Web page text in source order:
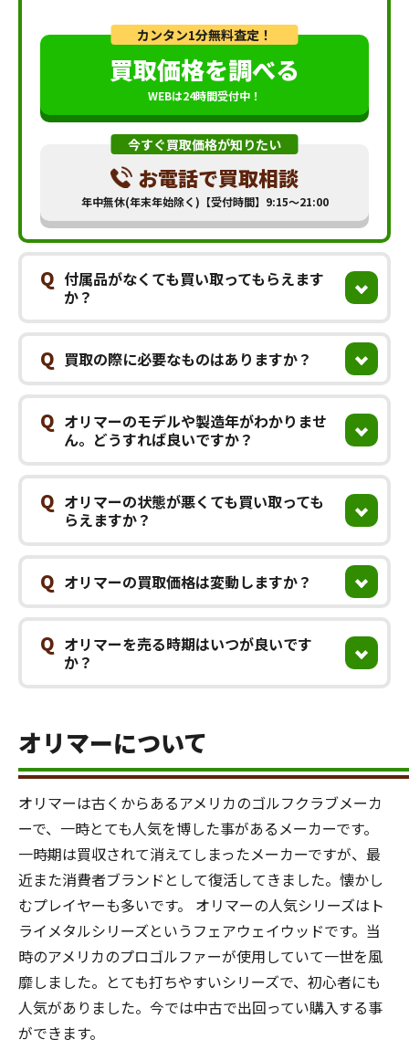
カンタン1分無料査定！
買取価格を調べる
WEBは24時間受付中！
今すぐ買取価格が知りたい
お電話で買取相談
年中無休(年末年始除く)【受付時間】9:15～21:00
Q 付属品がなくても買い取ってもらえます
か？
Q 買取の際に必要なものはありますか？
Q オリマーのモデルや製造年がわかりませ
ん。どうすれば良いですか？
Q オリマーの状態が悪くても買い取っても
らえますか？
Q オリマーの買取価格は変動しますか？
Q オリマーを売る時期はいつが良いです
か？
オリマーについて
オリマーは古くからあるアメリカのゴルフクラブメーカ
ーで、一時とても人気を博した事があるメーカーです。
一時期は買収されて消えてしまったメーカーですが、最
近また消費者ブランドとして復活してきました。懐かし
むプレイヤーも多いです。 オリマーの人気シリーズはト
ライメタルシリーズというフェアウェイウッドです。当
時のアメリカのプロゴルファーが使用していて一世を風
靡しました。とても打ちやすいシリーズで、初心者にも
人気がありました。今では中古で出回ってい購入する事
ができます。